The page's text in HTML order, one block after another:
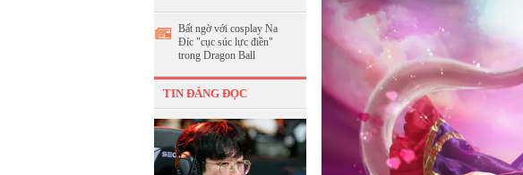
Bất ngờ với cosplay Na
Đíc "cục súc lực điền"
trong Dragon Ball
TIN ĐÁNG ĐỌC